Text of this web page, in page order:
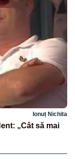
Ionuț Nichita
„Cât să mai